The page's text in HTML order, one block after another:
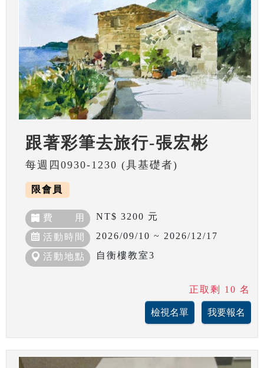
跟著彩筆去旅行-張宏彬
每週四0930-1230 (具基礎者)
限會員
費 用 NT$ 3200 元
活動時間 2026/09/10 ~ 2026/12/17
活動地點 自衡樓教室3
正取剩 10 名